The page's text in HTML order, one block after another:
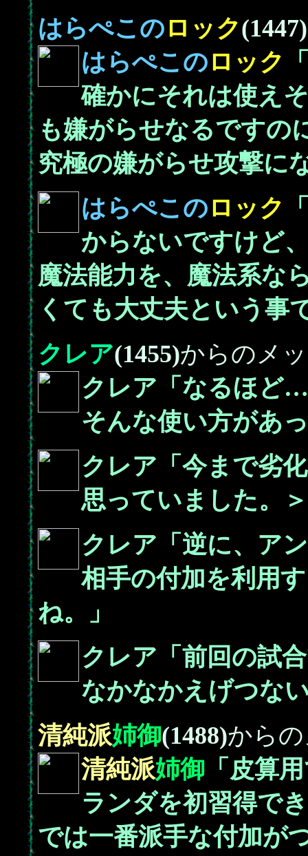
はらぺこのロック(1447)
はらぺこのロック
確かにそれは使え
も嫌がらせなるですの
究極の嫌がらせ攻撃に
はらぺこのロック
からないですけど
魔法能力を、魔法系な
くても大丈夫という事
クレア(1455)からのメ
クレア「なるほど
そんな使い方があ
クレア「今まで劣
思っていました。
クレア「逆に、ア
相手の付加を利用
ね。」
クレア「前回の試
なかなかえげつな
清純派姉御(1488)から
清純派姉御 「皮算
ランダを初習得で
では一番派手な付加が